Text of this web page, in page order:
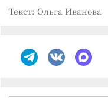
Текст: Ольга Иванова